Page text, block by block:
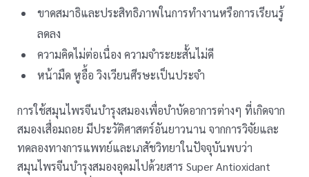
ขาดสมาธิและประสิทธิภาพในการทำงานหรือการเรียนรู้
ลดลง
ความคิดไม่ต่อเนื่อง ความจำระยะสั้นไม่ดี
หน้ามืด หูอื้อ วิงเวียนศีรษะเป็นประจำ
การใช้สมุนไพรจีนบำรุงสมองเพื่อบำบัดอาการต่างๆ ที่เกิดจาก
สมองเสื่อมถอย มีประวัติศาสตร์อันยาวนาน จากการวิจัยและ
ทดลองทางการแพทย์และเภสัชวิทยาในปัจจุบันพบว่า
สมุนไพรจีนบำรุงสมองอุดมไปด้วยสาร Super Antioxidant